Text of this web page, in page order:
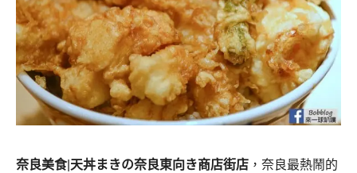
奈良美食| 天丼まきの奈良東向き商店街店 ，奈良最熱鬧的